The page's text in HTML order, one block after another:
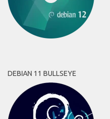
DEBIAN 11 BULLSEYE